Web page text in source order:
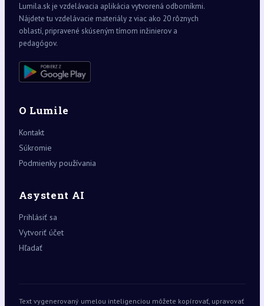
Lumila.sk je vzdelávacia aplikácia vytvorená odborníkmi.
Nájdete tu vzdelávacie materiály z viac ako 20 rôznych
oblastí, pripravené skúseným tímom inžinierov a
pedagógov.
O Lumile
Kontakt
Súkromie
Podmienky používania
Asystent AI
Prihlásiť sa
Vytvoriť účet
Hľadať
Text vygenerovaný umelou inteligenciou môžete kopírovať, upravovať